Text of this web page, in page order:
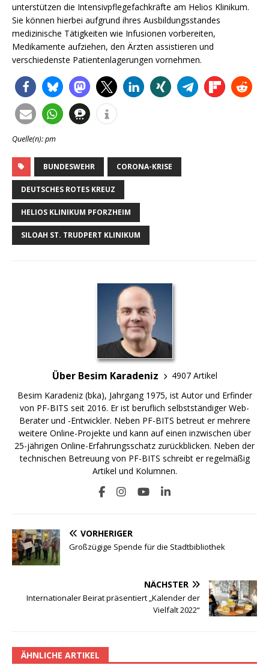
unterstützen die Intensivpflegefachkräfte am Helios Klinikum.
Sie können hierbei aufgrund ihres Ausbildungsstandes
medizinische Tätigkeiten wie Infusionen vorbereiten,
Medikamente aufziehen, den Ärzten assistieren und
verschiedenste Patientenlagerungen vornehmen.
Quelle(n): pm
BUNDESWEHR CORONA-KRISE
DEUTSCHES ROTES KREUZ
HELIOS KLINIKUM PFORZHEIM
SILOAH ST. TRUDPERT KLINIKUM
Über Besim Karadeniz
4907 Artikel
Besim Karadeniz (bka), Jahrgang 1975, ist Autor und Erfinder
von PF-BITS seit 2016. Er ist beruflich selbstständiger Web-
Berater und -Entwickler. Neben PF-BITS betreut er mehrere
weitere Online-Projekte und kann auf einen inzwischen über
25-jährigen Online-Erfahrungsschatz zurückblicken. Neben der
technischen Betreuung von PF-BITS schreibt er regelmäßig
Artikel und Kolumnen.
VORHERIGER
Großzügige Spende für die Stadtbibliothek
NÄCHSTER
Internationaler Beirat präsentiert „Kalender der
Vielfalt 2022“
ÄHNLICHE ARTIKEL